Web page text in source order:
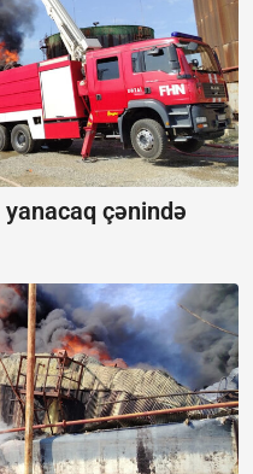
yanacaq çənində